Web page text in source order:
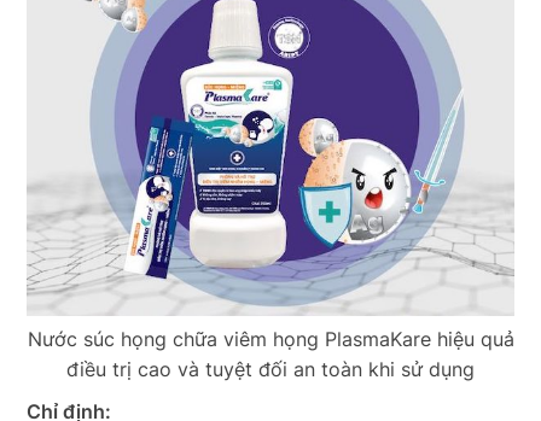
Nước súc họng chữa viêm họng PlasmaKare hiệu quả
điều trị cao và tuyệt đối an toàn khi sử dụng
Chỉ định: